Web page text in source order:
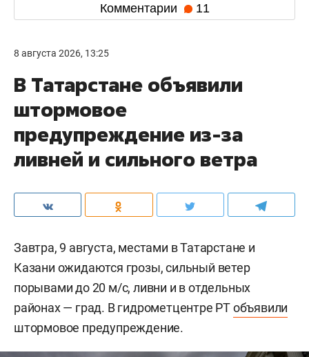
Комментарии 11
8 августа 2026, 13:25
В Татарстане объявили
штормовое
предупреждение из-за
ливней и сильного ветра
Завтра, 9 августа, местами в Татарстане и
Казани ожидаются грозы, сильный ветер
порывами до 20 м/c, ливни и в отдельных
районах — град. В гидрометцентре РТобъявили
штормовое предупреждение.